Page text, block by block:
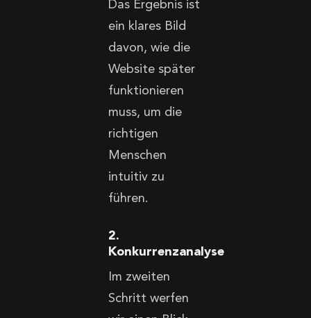
Das Ergebnis ist
ein klares Bild
davon, wie die
Website später
funktionieren
muss, um die
richtigen
Menschen
intuitiv zu
führen.
2.
Konkurrenzanalyse
Im zweiten
Schritt werfen